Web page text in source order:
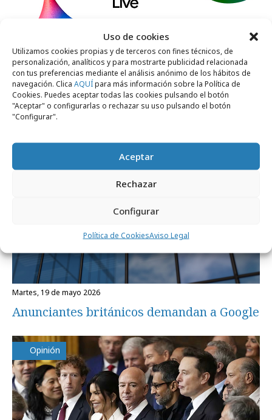
Uso de cookies
Utilizamos cookies propias y de terceros con fines técnicos, de
personalización, analíticos y para mostrarte publicidad relacionada
con tus preferencias mediante el análisis anónimo de los hábitos de
navegación. Clica AQUÍpara más información sobre la Política de
Cookies. Puedes aceptar todas las cookies pulsando el botón
"Aceptar" o configurarlas o rechazar su uso pulsando el botón
"Configurar".
Aceptar
Rechazar
Configurar
Política de CookiesAviso Legal
viernes, 22 de mayo 2026
Google Marketing Live anuncia nuevos
productos
Internacional
martes, 19 de mayo 2026
Anunciantes británicos demandan a Google
Opinión